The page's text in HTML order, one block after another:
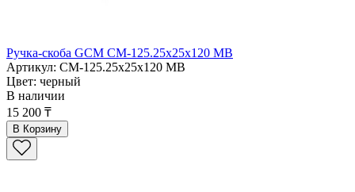
Ручка-скоба GCM CM-125.25x25x120 MB
Артикул: CM-125.25x25x120 MB
Цвет: черный
В наличии
15 200 ₸
В Корзину